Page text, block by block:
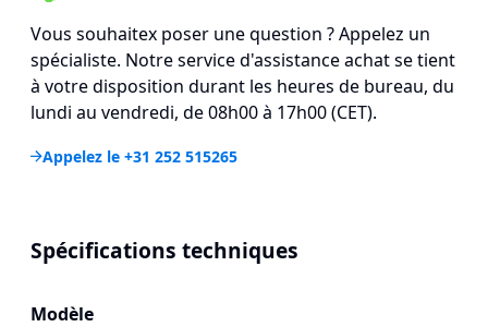
Vous souhaitex poser une question ? Appelez un
spécialiste. Notre service d'assistance achat se tient
à votre disposition durant les heures de bureau, du
lundi au vendredi, de 08h00 à 17h00 (CET).
Appelez le +31 252 515265
Spécifications techniques
Modèle